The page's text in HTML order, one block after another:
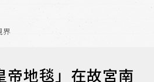
界
帝地毯」在故宮南